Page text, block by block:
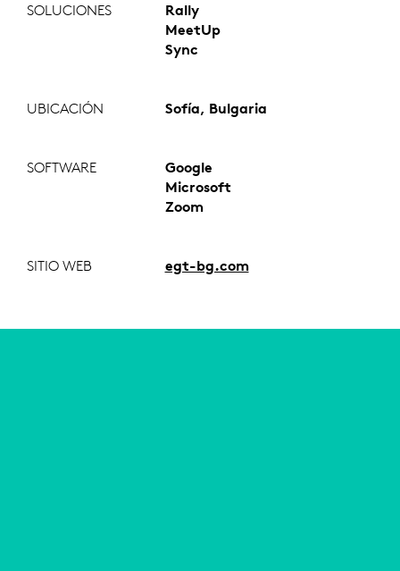
SOLUCIONES
Rally
MeetUp
Sync
UBICACIÓN Sofía, Bulgaria
SOFTWARE
Google
Microsoft
Zoom
SITIO WEB egt-bg.com